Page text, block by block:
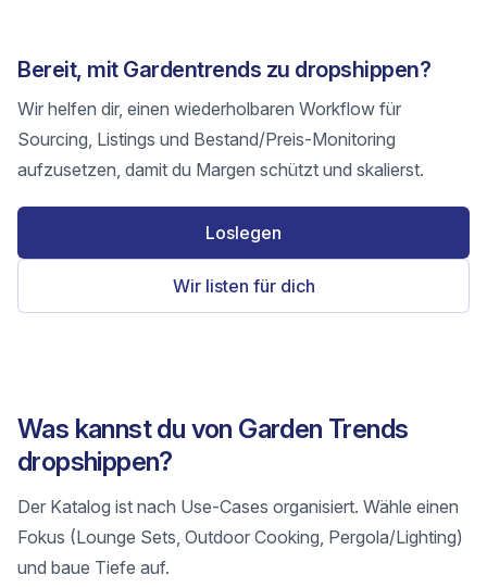
Bereit, mit Gardentrends zu dropshippen?
Wir helfen dir, einen wiederholbaren Workflow für
Sourcing, Listings und Bestand/Preis-Monitoring
aufzusetzen, damit du Margen schützt und skalierst.
Loslegen
Wir listen für dich
Was kannst du von Garden Trends
dropshippen?
Der Katalog ist nach Use-Cases organisiert. Wähle einen
Fokus (Lounge Sets, Outdoor Cooking, Pergola/Lighting)
und baue Tiefe auf.